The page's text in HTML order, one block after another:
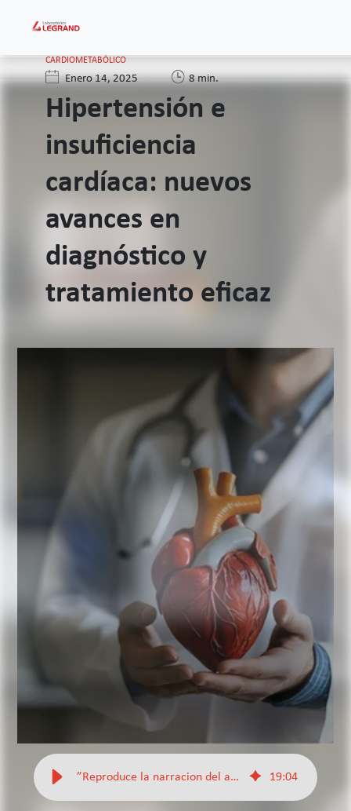
CARDIOMETABÓLICO
Enero 14, 2025 8 min.
Hipertensión e
insuficiencia
cardíaca: nuevos
avances en
diagnóstico y
tratamiento eficaz
”Reproduce la narracion del articulo” 19:04